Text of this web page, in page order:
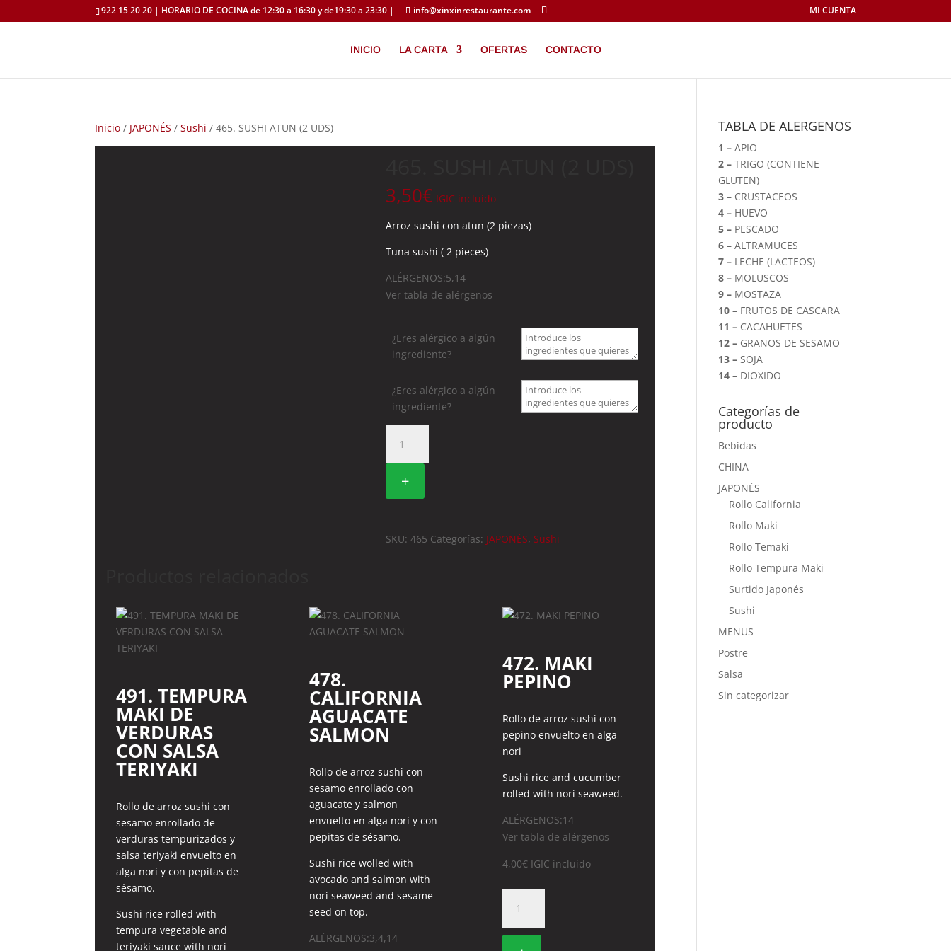
922 15 20 20 | HORARIO DE COCINA de 12:30 a 16:30 y de19:30 a 23:30 | info@xinxinrestaurante.com MI CUENTA
INICIO LA CARTA OFERTAS CONTACTO
Inicio / JAPONÉS /Sushi / 465. SUSHI ATUN (2 UDS)
3,50€ IGIC incluido
Arroz sushi con atun (2 piezas)
Tuna sushi ( 2 pieces)
ALÉRGENOS:5,14
Ver tabla de alérgenos
¿Eres alérgico a algún
ingrediente?
¿Eres alérgico a algún
ingrediente?
SUSHI
ATUN
UDS)
+
SKU:465 Categorías: JAPONÉS, Sushi
491. TEMPURA
MAKI DE
VERDURAS
CON SALSA
TERIYAKI
Rollo de arroz sushi con
sesamo enrollado de
verduras tempurizados y
salsa teriyaki envuelto en
alga nori y con pepitas de
sésamo.
Sushi rice rolled with
tempura vegetable and
teriyaki sauce with nori
478.
CALIFORNIA
AGUACATE
SALMON
Rollo de arroz sushi con
sesamo enrollado con
aguacate y salmon
envuelto en alga nori y con
pepitas de sésamo.
Sushi rice wolled with
avocado and salmon with
nori seaweed and sesame
seed on top.
ALÉRGENOS:3,4,14
472. MAKI
PEPINO
Rollo de arroz sushi con
pepino envuelto en alga
nori
Sushi rice and cucumber
rolled with nori seaweed.
ALÉRGENOS:14
Ver tabla de alérgenos
4,00€ IGIC incluido
MAKI
PEPINO
TABLA DE ALERGENOS
1 – APIO
2 – TRIGO (CONTIENE
GLUTEN)
3 – CRUSTACEOS
4 – HUEVO
5 – PESCADO
6 – ALTRAMUCES
7 – LECHE (LACTEOS)
8 – MOLUSCOS
9 – MOSTAZA
10 – FRUTOS DE CASCARA
11 – CACAHUETES
12 – GRANOS DE SESAMO
13 – SOJA
14 – DIOXIDO
Categorías de
producto
Bebidas
CHINA
JAPONÉS
Rollo California
Rollo Maki
Rollo Temaki
Rollo Tempura Maki
Surtido Japonés
Sushi
MENUS
Postre
Salsa
Sin categorizar